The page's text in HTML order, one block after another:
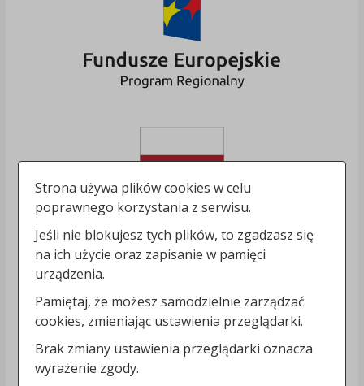
Strona używa plików cookies w celu
poprawnego korzystania z serwisu.
Jeśli nie blokujesz tych plików, to zgadzasz się
na ich użycie oraz zapisanie w pamięci
urządzenia.
Pamiętaj, że możesz samodzielnie zarządzać
cookies, zmieniając ustawienia przeglądarki.
Brak zmiany ustawienia przeglądarki oznacza
wyrażenie zgody.